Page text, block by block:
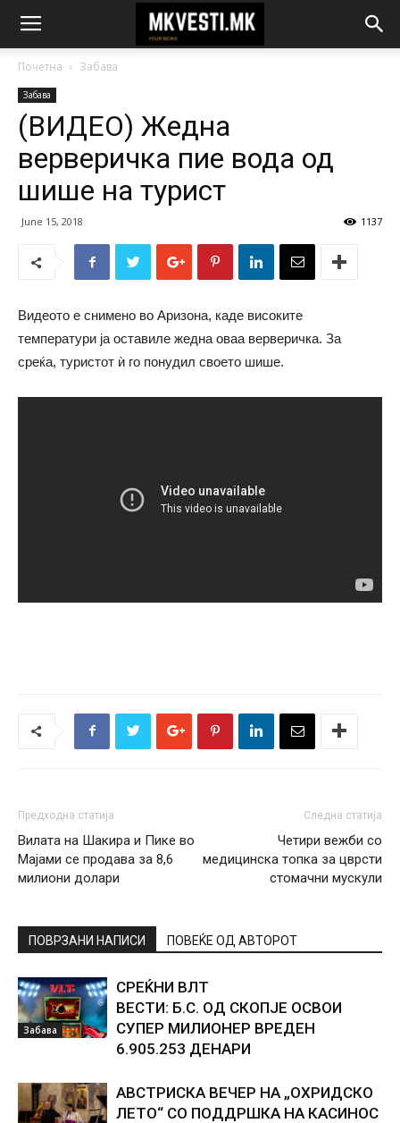
Почетна Забава
Забава
(ВИДЕО) Жедна
верверичка пие вода од
шише на турист
June 15, 2018 1137
Видеото е снимено во Аризона, каде високите
температури ја оставиле жедна оваа верверичка. За
среќа, туристот ѝ го понудил своето шише.
Предходна статија
Вилата на Шакира и Пике во
Мајами се продава за 8,6
милиони долари
Следна статија
Четири вежби со
медицинска топка за цврсти
стомачни мускули
ПОВРЗАНИ НАПИСИ ПОВЕЌЕ ОД АВТОРОТ
Забава
СРЕЌНИ ВЛТ
ВЕСТИ: Б.С. ОД СКОПЈЕ ОСВОИ
СУПЕР МИЛИОНЕР ВРЕДЕН
6.905.253 ДЕНАРИ
АВСТРИСКА ВЕЧЕР НА „ОХРИДСКО
ЛЕТО“ СО ПОДДРШКА НА КАСИНОС